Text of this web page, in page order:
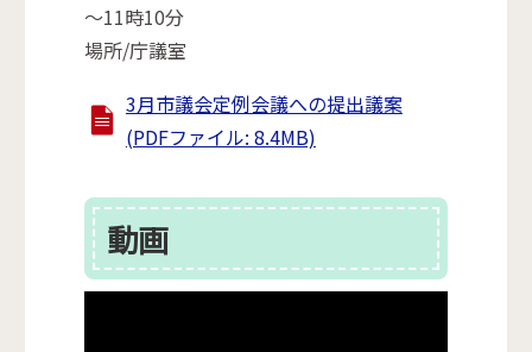
～11時10分
場所/庁議室
3月市議会定例会議への提出議案
(PDFファイル: 8.4MB)
動画